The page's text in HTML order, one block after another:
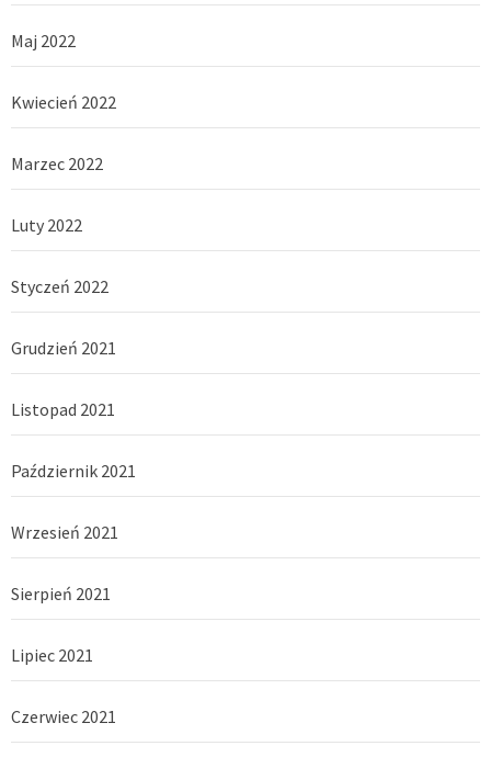
Maj 2022
Kwiecień 2022
Marzec 2022
Luty 2022
Styczeń 2022
Grudzień 2021
Listopad 2021
Październik 2021
Wrzesień 2021
Sierpień 2021
Lipiec 2021
Czerwiec 2021